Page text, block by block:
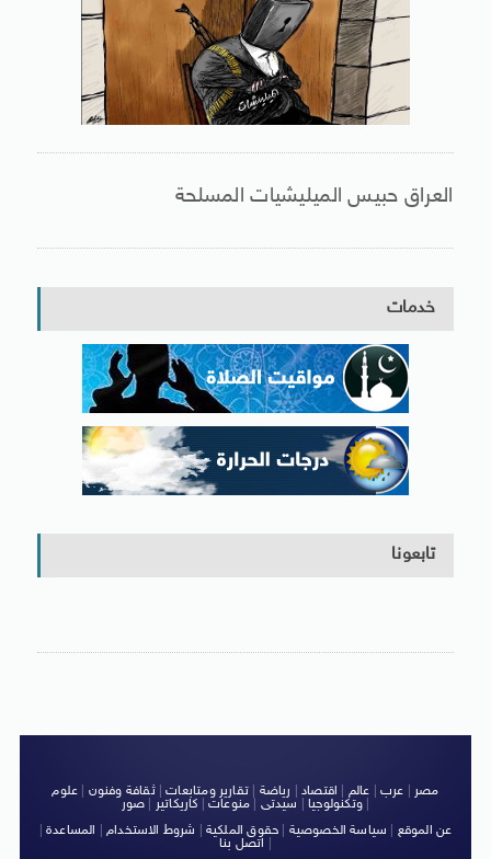
العراق حبيس الميليشيات المسلحة
خدمات
تابعونا
مصر عرب عالم اقتصاد رياضة |تقارير ومتابعات|ثقافة وفنون
علوم
وتكنولوجيا| سيدتى منوعات كاريكاتير صور
|
عن الموقع
سياسة الخصوصية حقوق الملكية شروط الاستخدام| المساعدة|
اتصل بنا